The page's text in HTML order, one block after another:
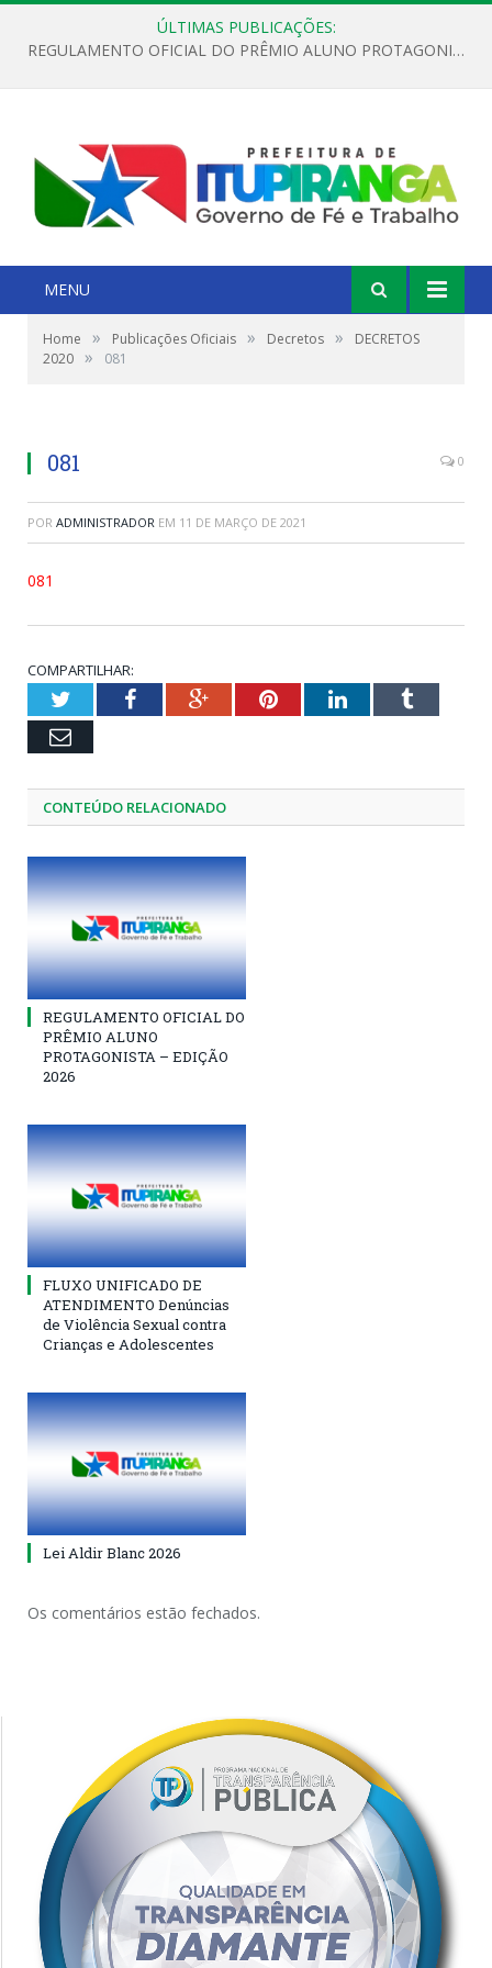
ÚLTIMAS PUBLICAÇÕES:
REGULAMENTO OFICIAL DO PRÊMIO ALUNO PROTAGONISTA – EDIÇÃO 2026
MENU
Home » Publicações Oficiais » Decretos »
DECRETOS
2020 » 081
081 0
POR ADMINISTRADOR EM 11 DE MARÇO DE 2021
081
COMPARTILHAR:
TwitterFacebookGoogle+PinterestLinkedInTumblr
Email
CONTEÚDO RELACIONADO
REGULAMENTO OFICIAL DO
PRÊMIO ALUNO
PROTAGONISTA – EDIÇÃO
2026
FLUXO UNIFICADO DE
ATENDIMENTO Denúncias
de Violência Sexual contra
Crianças e Adolescentes
Lei Aldir Blanc 2026
Os comentários estão fechados.